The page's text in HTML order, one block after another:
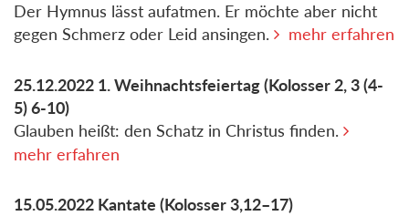
Der Hymnus lässt aufatmen. Er möchte aber nicht
gegen Schmerz oder Leid ansingen.
mehr erfahren
25.12.2022 1. Weihnachtsfeiertag(Kolosser 2, 3 (4-
5) 6-10)
Glauben heißt: den Schatz in Christus finden.
mehr erfahren
15.05.2022 Kantate (Kolosser 3,12–17)